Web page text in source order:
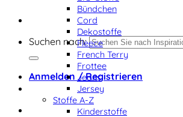
Suchen nach:
Anmelden / Registrieren
Bündchen
Cord
Dekostoffe
Fleece
French Terry
Frottee
Jeans
Jersey
Stoffe A-Z
Kinderstoffe